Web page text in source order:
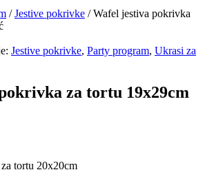
/Jestive pokrivke / Wafel jestiva pokrivka
Jestive pokrivke, Party program, Ukrasi za
za tortu 19x29cm
tortu 20x20cm